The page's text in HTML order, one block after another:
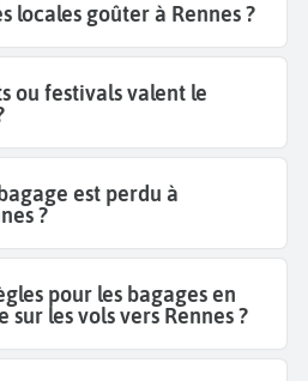
locales goûter à Rennes ?
ou festivals valent le
est perdu à
?
pour les bagages en
sur les vols vers Rennes ?